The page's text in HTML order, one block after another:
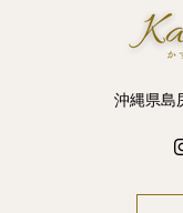
沖縄県島